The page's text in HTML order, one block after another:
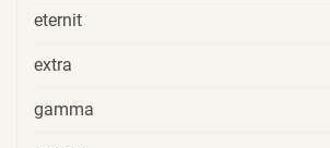
eternit
extra
gamma